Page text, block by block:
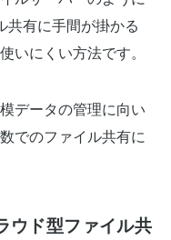
共有に手間が掛かる
いにくい方法です。
データの管理に向い
でのファイル共有に
ウド型ファイル共